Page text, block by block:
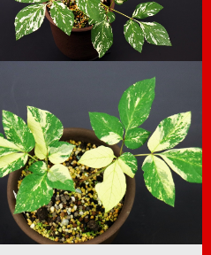
肥料・消毒薬について
植え替え